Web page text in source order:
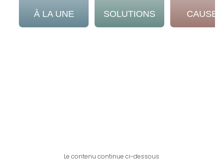
À LA UNE SOLUTIONS CAUSES
Le contenu continue ci-dessous